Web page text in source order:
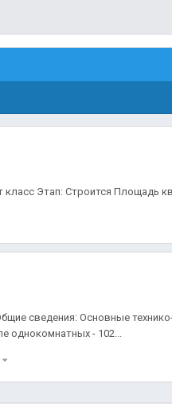
Этап: Строится Площадь
сведения: Основные
однокомнатных - 102...